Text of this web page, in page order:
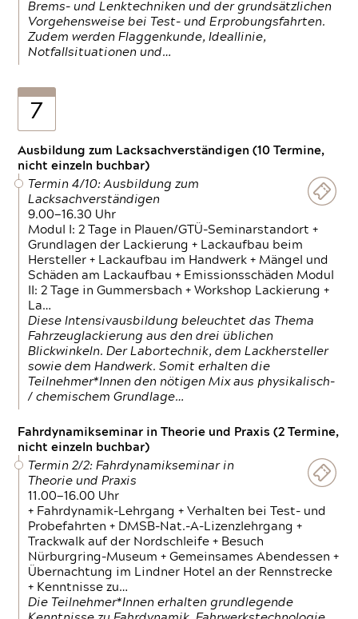
Brems- und Lenktechniken und der grundsätzlichen
Vorgehensweise bei Test- und Erprobungsfahrten.
Zudem werden Flaggenkunde, Ideallinie,
Notfallsituationen und…
7
Ausbildung zum Lacksachverständigen (10 Termine,
nicht einzeln buchbar)
Termin 4/10: Ausbildung zum
Lacksachverständigen
9.00—16.30 Uhr
Modul I: 2 Tage in Plauen/GTÜ-Seminarstandort +
Grundlagen der Lackierung + Lackaufbau beim
Hersteller + Lackaufbau im Handwerk + Mängel und
Schäden am Lackaufbau + Emissionsschäden Modul
II: 2 Tage in Gummersbach + Workshop Lackierung +
La…
Diese Intensivausbildung beleuchtet das Thema
Fahrzeuglackierung aus den drei üblichen
Blickwinkeln. Der Labortechnik, dem Lackhersteller
sowie dem Handwerk. Somit erhalten die
Teilnehmer*Innen den nötigen Mix aus physikalisch-
/ chemischem Grundlage…
Fahrdynamikseminar in Theorie und Praxis (2 Termine,
nicht einzeln buchbar)
Termin 2/2: Fahrdynamikseminar in
Theorie und Praxis
11.00—16.00 Uhr
+ Fahrdynamik-Lehrgang + Verhalten bei Test- und
Probefahrten + DMSB-Nat.-A-Lizenzlehrgang +
Trackwalk auf der Nordschleife + Besuch
Nürburgring-Museum + Gemeinsames Abendessen +
Übernachtung im Lindner Hotel an der Rennstrecke
+ Kenntnisse zu…
Die Teilnehmer*Innen erhalten grundlegende